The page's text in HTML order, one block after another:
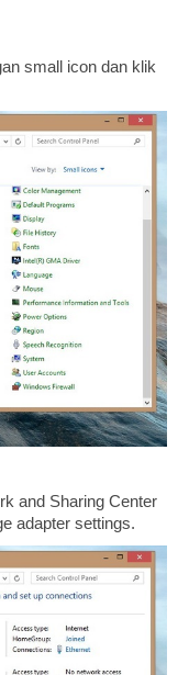
small icon dan klik
and Sharing Center
adapter settings.